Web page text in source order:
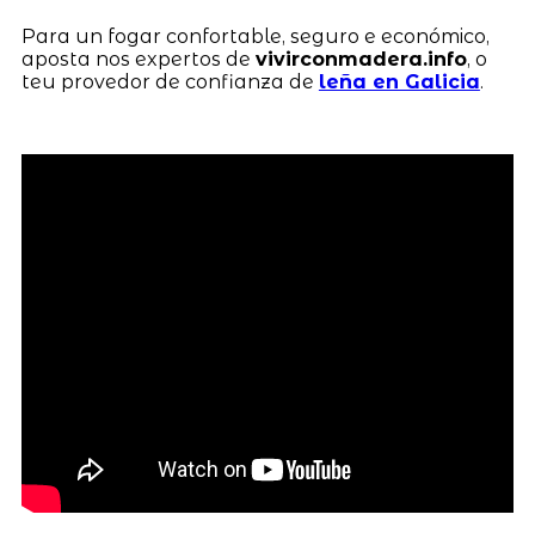
Para un fogar confortable, seguro e económico,
aposta nos expertos de vivirconmadera.info, o
teu provedor de confianza de leña en Galicia.